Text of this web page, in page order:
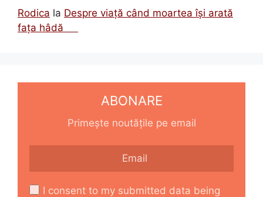
Rodica la Despre viață când moartea își arată
fața hâdă
ABONARE
Primește noutățile pe email
I consent to my submitted data being